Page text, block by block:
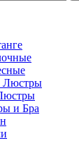
Люстры
и Бра